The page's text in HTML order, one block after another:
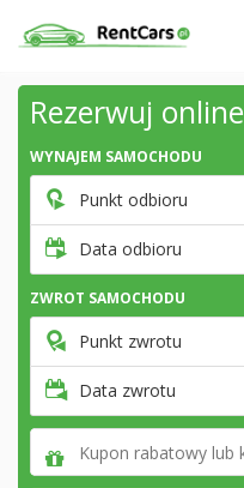
Rezerwuj online
WYNAJEM SAMOCHODU
Punkt odbioru
Data odbioru
ZWROT SAMOCHODU
Punkt zwrotu
Data zwrotu